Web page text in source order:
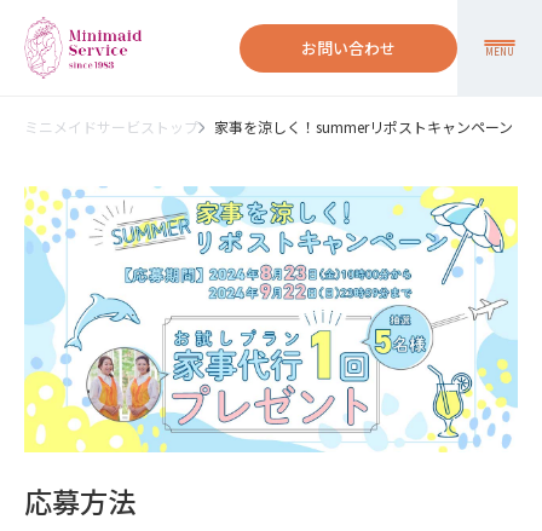
お問い合わせ MENU
ミニメイドサービストップ 家事を涼しく！summerリポストキャンペーン
応募方法